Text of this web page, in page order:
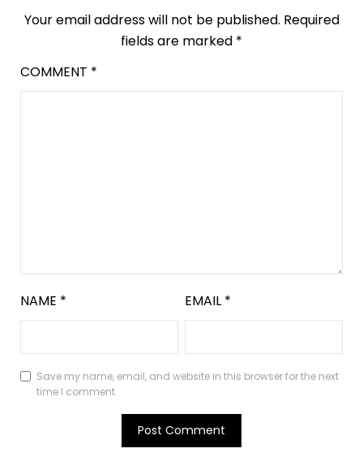
Your email address will not be published. Required
fields are marked *
COMMENT *
NAME * EMAIL *
Save my name, email, and website in this browser for the next
time I comment.